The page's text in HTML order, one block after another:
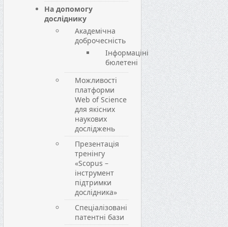
На допомогу
досліднику
Академічна
доброчесність
Інформаціні
бюлетені
Можливості
платформи
Web of Science
для якісних
наукових
досліджень
Презентація
тренінгу
«Scopus –
інструмент
підтримки
дослідника»
Спеціалізовані
патентні бази